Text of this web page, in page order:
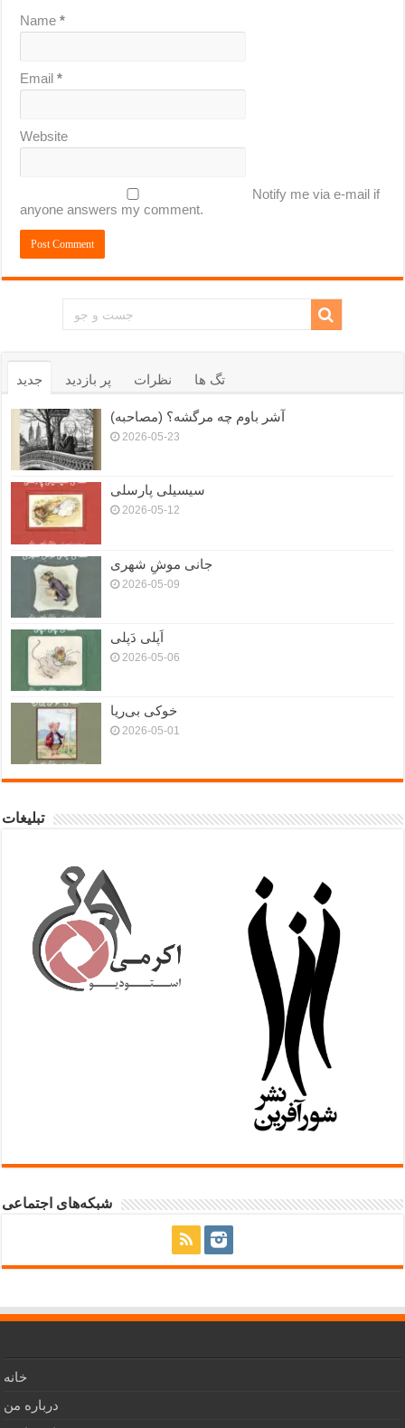
Name*
Email*
Website
Notify me via e-mail if
anyone answers my comment.
جدید پر بازدید نظرات تگ ها
آشر باوم چه مرگشه؟ (مصاحبه)
2026-05-23
سیسیلی پارسلی
2026-05-12
جانی موشِ شهری
2026-05-09
اَپلی دَپلی
2026-05-06
خوکی بی‌ریا
2026-05-01
تبلیغات
شبکه‌های اجتماعی
خانه
درباره من